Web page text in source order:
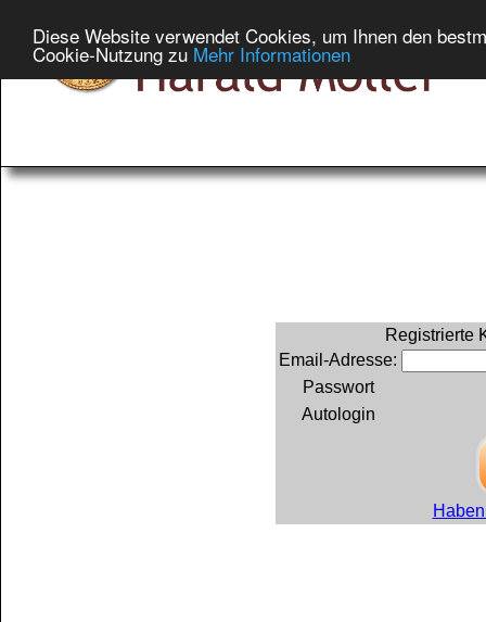
Diese Website verwendet Cookies, um Ihnen den
Cookie-Nutzung zu Mehr Informationen
Registrierte
Email-Adresse:
Passwort
Autologin